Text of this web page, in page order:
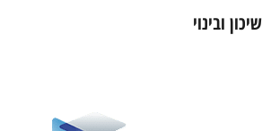
שיכון ובינוי